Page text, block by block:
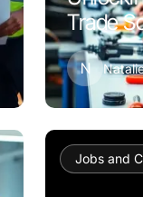
Trade
N
Jobs and